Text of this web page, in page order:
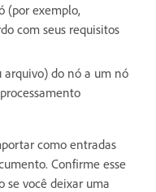
(por exemplo,
com seus requisitos
arquivo) do nó a um nó
como entradas
Confirme esse
se você deixar uma